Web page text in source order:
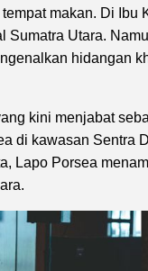
makan. Di
Sumatra Utara.
hidangan
kini menjabat
di kawasan Sentra
Lapo Porsea